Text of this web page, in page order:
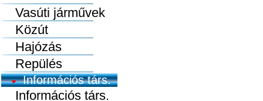
Vasúti járművek
Közút
Hajózás
Repülés
Információs társ.
Információs társ.